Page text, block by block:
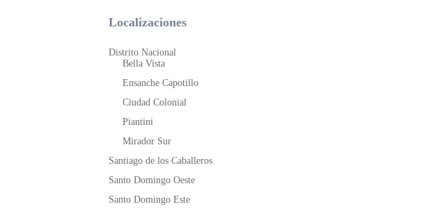
Localizaciones
Distrito Nacional
Bella Vista
Ensanche Capotillo
Ciudad Colonial
Piantini
Mirador Sur
Santiago de los Caballeros
Santo Domingo Oeste
Santo Domingo Este